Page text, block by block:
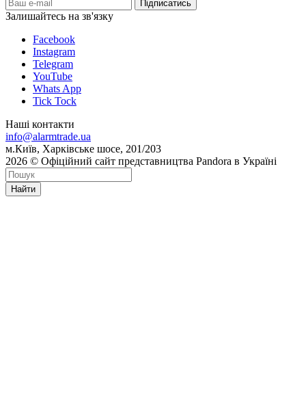
Залишайтесь на зв'язку
Facebook
Instagram
Telegram
YouTube
Whats App
Tick Tock
Наші контакти
info@alarmtrade.ua
м.Київ, Харківське шосе, 201/203
2026 © Офіційний сайт представництва Pandora в Україні
Найти